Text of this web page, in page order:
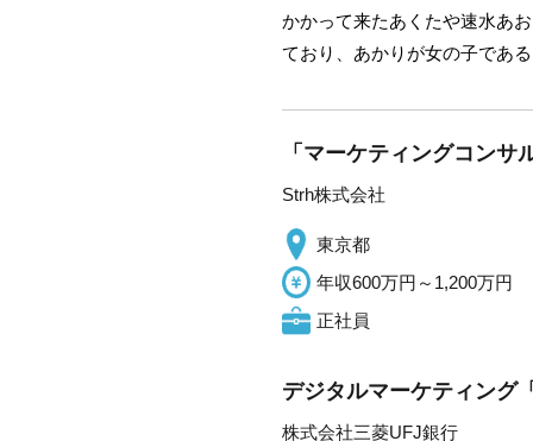
かかって来たあくたや速水あ
ており、あかりが女の子であ
「マーケティングコン
Strh株式会社
東京都
年収600万円～1,200万円
正社員
デジタルマーケティング
株式会社三菱UFJ銀行